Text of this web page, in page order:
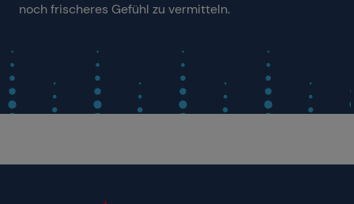
noch frischeres Gefühl zu vermitteln.